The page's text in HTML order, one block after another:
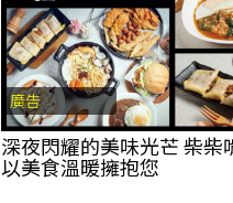
廣告
深夜閃耀的美味光芒 柴柴
以美食溫暖擁抱您